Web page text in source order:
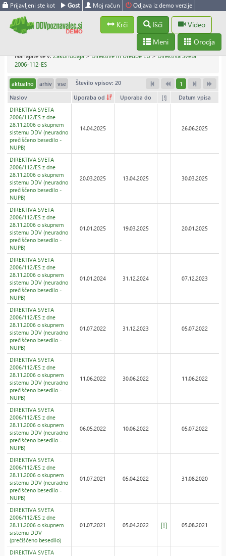
Prijavljeni ste kot Gost Moj račun Odjava iz demo verzije
Krči Išči
Video
Orodja
Meni
Nahajate se v:Zakonodaja>Direktive in Uredbe EU>Direktiva Sveta
2006-112-ES
aktualno arhiv vse Število vpisov: 20 1
Naslov Uporaba od Uporaba do [!]
Datum vpisa
DIREKTIVA SVETA
2006/112/ES z dne
28.11.2006 o skupnem
sistemu DDV (neuradno
prečiščeno besedilo -
NUPB)
14.04.2025 26.06.2025
DIREKTIVA SVETA
2006/112/ES z dne
28.11.2006 o skupnem
sistemu DDV (neuradno
prečiščeno besedilo -
NUPB)
20.03.2025 13.04.2025 30.03.2025
DIREKTIVA SVETA
2006/112/ES z dne
28.11.2006 o skupnem
sistemu DDV (neuradno
prečiščeno besedilo -
NUPB)
01.01.2025 19.03.2025 20.01.2025
DIREKTIVA SVETA
2006/112/ES z dne
28.11.2006 o skupnem
sistemu DDV (neuradno
prečiščeno besedilo -
NUPB)
01.01.2024 31.12.2024 07.12.2023
DIREKTIVA SVETA
2006/112/ES z dne
28.11.2006 o skupnem
sistemu DDV (neuradno
prečiščeno besedilo -
NUPB)
01.07.2022 31.12.2023 05.07.2022
DIREKTIVA SVETA
2006/112/ES z dne
28.11.2006 o skupnem
sistemu DDV (neuradno
prečiščeno besedilo -
NUPB)
11.06.2022 30.06.2022 11.06.2022
DIREKTIVA SVETA
2006/112/ES z dne
28.11.2006 o skupnem
sistemu DDV (neuradno
prečiščeno besedilo -
NUPB)
06.05.2022 10.06.2022 05.07.2022
DIREKTIVA SVETA
2006/112/ES z dne
28.11.2006 o skupnem
sistemu DDV (neuradno
prečiščeno besedilo -
NUPB)
01.07.2021 05.04.2022 31.08.2020
DIREKTIVA SVETA
2006/112/ES z dne
28.11.2006 o skupnem
sistemu DDV
(prečiščeno besedilo)
01.07.2021 05.04.2022 [!] 05.08.2021
DIREKTIVA SVETA